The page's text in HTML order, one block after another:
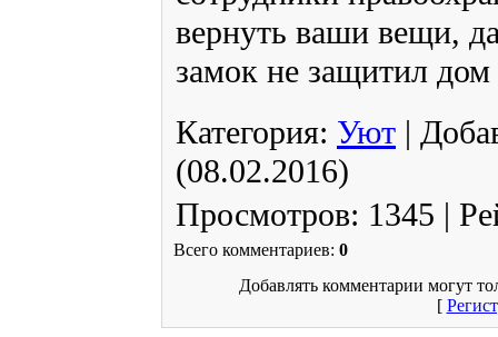
вернуть ваши вещи,
замок не защитил
Категория: Уют |
(08.02.2016)
Просмотров: 1345 |
Всего комментариев: 0
Добавлять комментарии могут
[